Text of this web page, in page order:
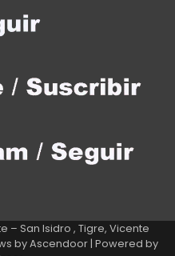
– San Isidro , Tigre, Vicente
byAscendoor| Powered by